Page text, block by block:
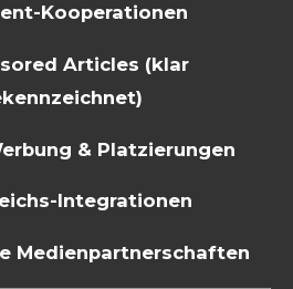
Kooperationen
Articles (klar
& Platzierungen
Integrationen
Medienpartnerschaften